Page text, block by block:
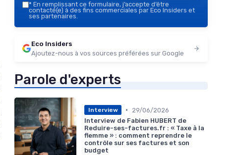
* En remplissant ce formulaire, j’accepte d’être
contacté(e) à des fins commerciales par Eco Insiders et
ses partenaires.
Eco Insiders
Ajoutez-nous à vos sources préférées sur Google
Parole d'experts
Interview •
29/06/2026
Interview de Fabien HUBERT de
Reduire-ses-factures.fr : « Taxe à la
flemme » : comment reprendre le
contrôle sur ses factures et son
budget